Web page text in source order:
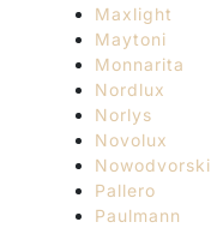
Maxlight
Maytoni
Monnarita
Nordlux
Norlys
Novolux
Nowodvorski
Pallero
Paulmann